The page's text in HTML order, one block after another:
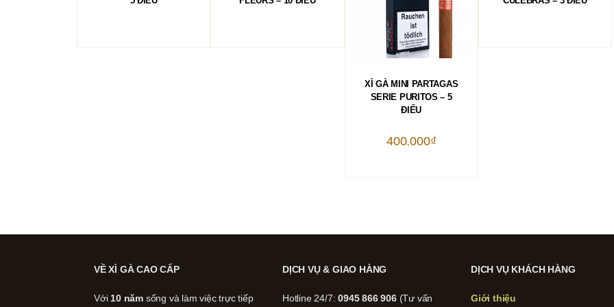
THÊM VÀO GIỎ HÀNG
XÌ GÀ MINI PARTAGAS
SERIE PURITOS – 5
ĐIẾU
400.000₫
VỀ XÌ GÀ CAO CẤP
Với10 năm sống và làm việc trực tiếp
DỊCH VỤ & GIAO HÀNG
Hotline 24/7:0945 866 906(Tư vấn
DỊCH VỤ KHÁCH HÀNG
Giới thiệu